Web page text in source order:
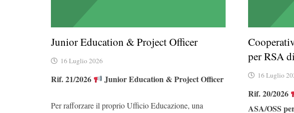
Junior Education & Project Officer
16 Luglio 2026
Rif. 21/2026 Junior Education & Project Officer
Per rafforzare il proprio Ufficio Educazione, una
per RSA
16 Luglio
Rif. 20/2026
ASA/OSS